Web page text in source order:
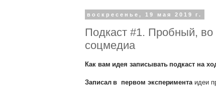
воскресенье, 19 мая 2019 г.
Подкаст #1. Пробный, во
соцмедиа
Как вам идея записывать подкаст на
Записал в первом эксперимента идеи